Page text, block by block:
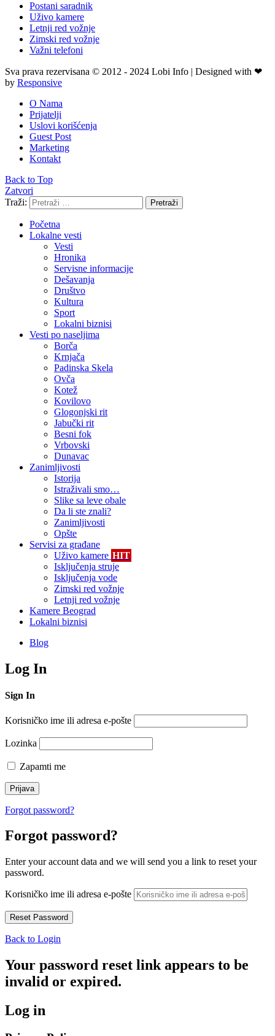
Postani saradnik
Uživo kamere
Letnji red vožnje
Zimski red vožnje
Važni telefoni
Sva prava rezervisana © 2012 - 2024 Lobi Info | Designed with ❤
by Responsive
O Nama
Prijatelji
Uslovi korišćenja
Guest Post
Marketing
Kontakt
Back to Top
Zatvori
Traži:
Pretraži
Početna
Lokalne vesti
Vesti
Hronika
Servisne informacije
Dešavanja
Društvo
Kultura
Sport
Lokalni biznisi
Vesti po naseljima
Borča
Krnjača
Padinska Skela
Ovča
Kotež
Kovilovo
Glogonjski rit
Jabučki rit
Besni fok
Vrbovski
Dunavac
Zanimljivosti
Istorija
Istraživali smo…
Slike sa leve obale
Da li ste znali?
Zanimljivosti
Opšte
Servisi za građane
Uživo kamere HIT
Isključenja struje
Isključenja vode
Zimski red vožnje
Letnji red vožnje
Kamere Beograd
Lokalni biznisi
Blog
Log In
Sign In
Korisničko ime ili adresa e-pošte
Lozinka
Zapamti me
Forgot password?
Forgot password?
Enter your account data and we will send you a link to reset your
password.
Korisničko ime ili adresa e-pošte
Back to Login
Your password reset link appears to be
invalid or expired.
Log in